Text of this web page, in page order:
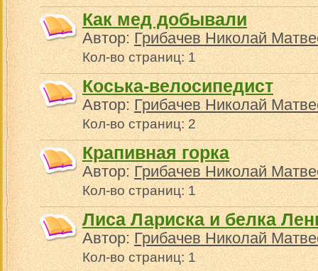
Как мед добывали
Автор:Грибачев Николай
Кол-во страниц: 1
Коська-велосипедист
Автор:Грибачев Николай
Кол-во страниц: 2
Крапивная горка
Автор:Грибачев Николай
Кол-во страниц: 1
Лиса Лариска и белка
Автор:Грибачев Николай
Кол-во страниц: 1